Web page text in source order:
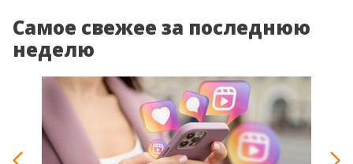
Самое свежее за последнюю
неделю